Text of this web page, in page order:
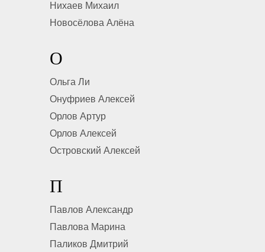
Нихаев Михаил
Новосёлова Алёна
О
Ольга Ли
Онуфриев Алексей
Орлов Артур
Орлов Алексей
Островский Алексей
П
Павлов Александр
Павлова Марина
Паликов Дмитрий